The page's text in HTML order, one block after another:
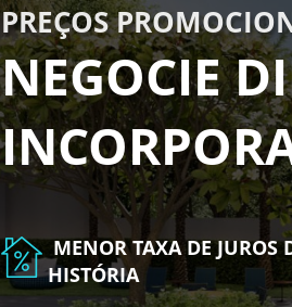
PREÇOS
NEGOCIE
MENOR TAXA DE JUROS
HISTÓRIA